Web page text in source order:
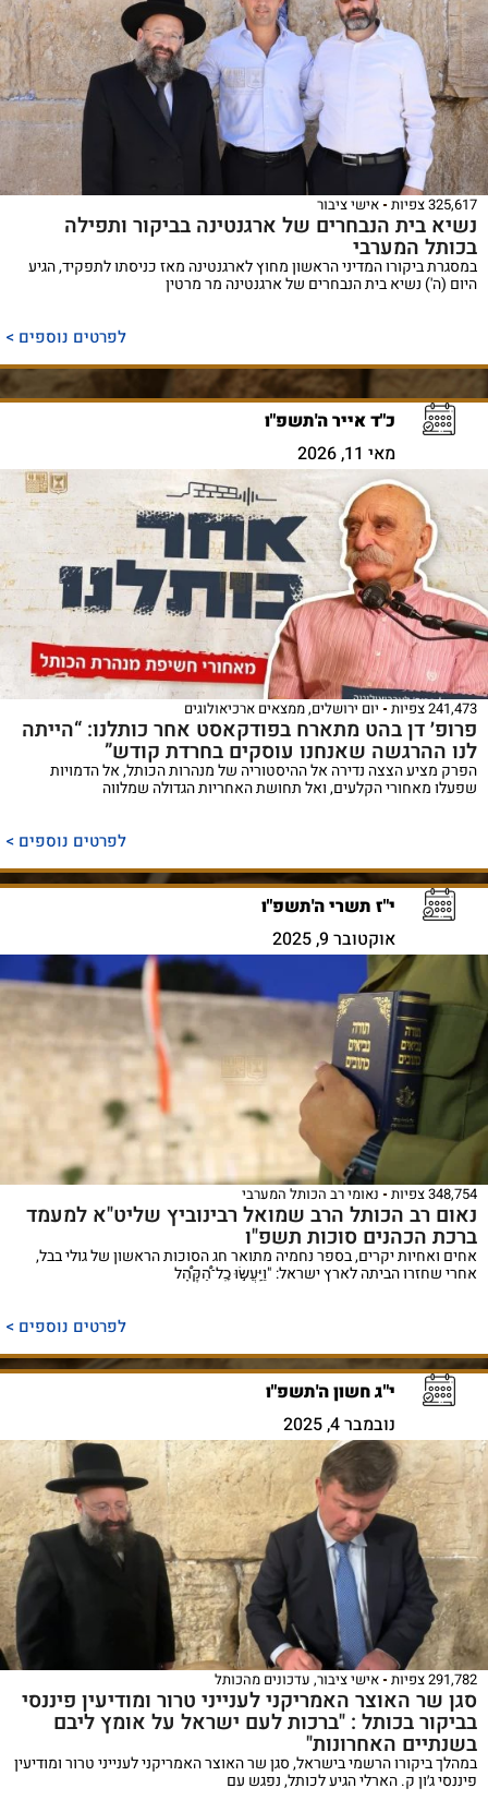
325,617 צפיות אישי ציבור
נשיא בית הנבחרים של ארגנטינה בביקור ותפילה
בכותל המערבי
במסגרת ביקורו המדיני הראשון מחוץ לארגנטינה מאז כניסתו לתפקיד, הגיע
היום (ה') נשיא בית הנבחרים של ארגנטינה מר מרטין
לפרטים נוספים >
כ"ד אייר ה'תשפ"ו
מאי 11, 2026
241,473 צפיות יום ירושלים,ממצאים ארכיאולוגים
פרופ׳ דן בהט מתארח בפודקאסט אחר כותלנו: “הייתה
לנו ההרגשה שאנחנו עוסקים בחרדת קודש”
הפרק מציע הצצה נדירה אל ההיסטוריה של מנהרות הכותל, אל הדמויות
שפעלו מאחורי הקלעים, ואל תחושת האחריות הגדולה שמלווה
לפרטים נוספים >
י"ז תשרי ה'תשפ"ו
אוקטובר 9, 2025
348,754 צפיות נאומי רב הכותל המערבי
נאום רב הכותל הרב שמואל רבינוביץ שליט"א למעמד
ברכת הכהנים סוכות תשפ"ו
אחים ואחיות יקרים, בספר נחמיה מתואר חג הסוכות הראשון של גולי בבל,
אחרי שחזרו הביתה לארץ ישראל: "וַיַּֽעֲשׂ֣וּ כׇֽל־הַ֠קָּהָ֠ל
לפרטים נוספים >
י"ג חשון ה'תשפ"ו
נובמבר 4, 2025
291,782 צפיות אישי ציבור, עדכונים מהכותל
סגן שר האוצר האמריקני לענייני טרור ומודיעין פיננסי
בביקור בכותל : "ברכות לעם ישראל על אומץ ליבם
בשנתיים האחרונות"
במהלך ביקורו הרשמי בישראל, סגן שר האוצר האמריקני לענייני טרור ומודיעין
פיננסי ג׳ון ק. הארלי הגיע לכותל, נפגש עם